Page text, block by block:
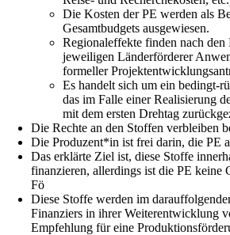
Die Kosten der PE werden als
Gesamtbudgets ausgewiesen.
Regionaleffekte finden nach
jeweiligen Länderförderer
formeller
Es handelt sich um ein bedingt-
das im Falle einer Realisierung
mit dem ersten Drehtag
Die Rechte an den Stoffen verbleiben
Die Produzent*in ist frei darin, die PE
Das erklärte Ziel ist, diese Stoffe
finanzieren, allerdings ist die PE keine
Fö
Diese Stoffe werden im
Finanziers in ihrer Weiterentwicklung
Empfehlung für eine